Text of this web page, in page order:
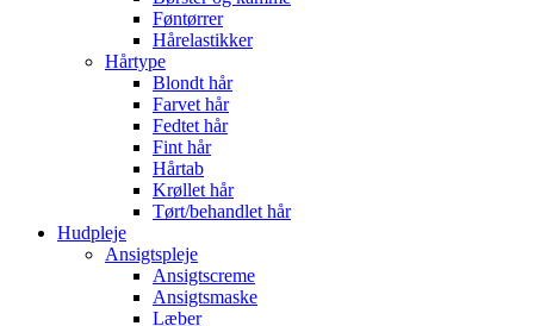
Føntørrer
Hårelastikker
Hårtype
Blondt hår
Farvet hår
Fedtet hår
Fint hår
Hårtab
Krøllet hår
Tørt/behandlet hår
Hudpleje
Ansigtspleje
Ansigtscreme
Ansigtsmaske
Læber